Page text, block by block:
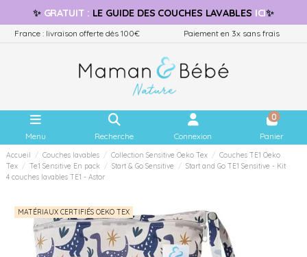
✨ GRATUIT: LE GUIDE DES COUCHES LAVABLES ICI✨
France : livraison offerte dès 100€ Paiement en 3x sans frais
Menu Recherche Connexion
0
Panier
Accueil Couches lavables Collection Sensitive Oeko Tex
Couches TE1 Oeko
Tex
Te1 Sensitive En pack Start & Go Sensitive
Start and Go TE1 Sensitive - Kit
4 couches lavables TE1 - Astor
MATÉRIAUX CERTIFIÉS OEKO TEX